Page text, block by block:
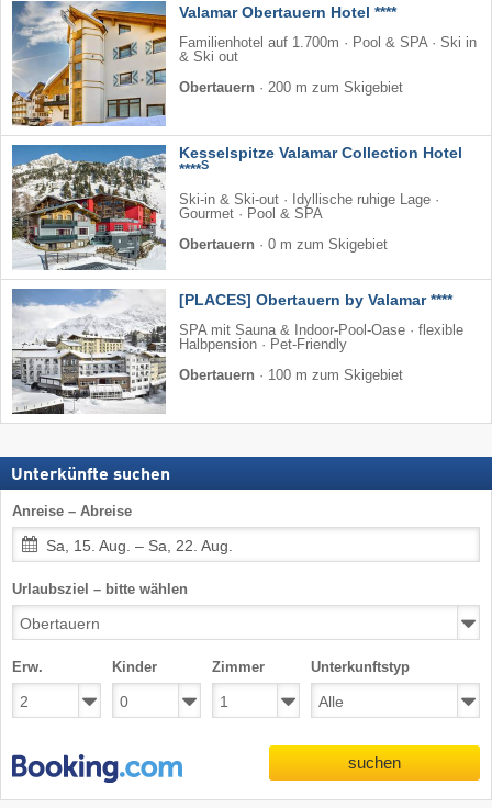
Valamar Obertauern Hotel ****
Familienhotel auf 1.700m · Pool & SPA · Ski in
& Ski out
Obertauern · 200 m zum Skigebiet
Kesselspitze Valamar Collection Hotel
****S
Ski-in & Ski-out · Idyllische ruhige Lage ·
Gourmet · Pool & SPA
Obertauern · 0 m zum Skigebiet
[PLACES] Obertauern by Valamar ****
SPA mit Sauna & Indoor-Pool-Oase · flexible
Halbpension · Pet-Friendly
Obertauern · 100 m zum Skigebiet
Unterkünfte suchen
Anreise – Abreise
Sa, 15. Aug. – Sa, 22. Aug.
Urlaubsziel – bitte wählen
Erw. Kinder Zimmer Unterkunftstyp
suchen